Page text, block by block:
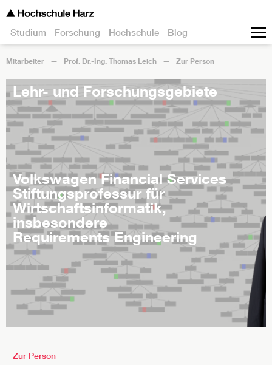
Studium Forschung Hochschule Blog
Mitarbeiter Prof. Dr.-Ing. Thomas Leich Zur Person
Lehr- und Forschungsgebiete
Volkswagen Financial Services
Stiftungsprofessur für
Wirtschaftsinformatik,
insbesondere
Requirements Engineering
Zur Person